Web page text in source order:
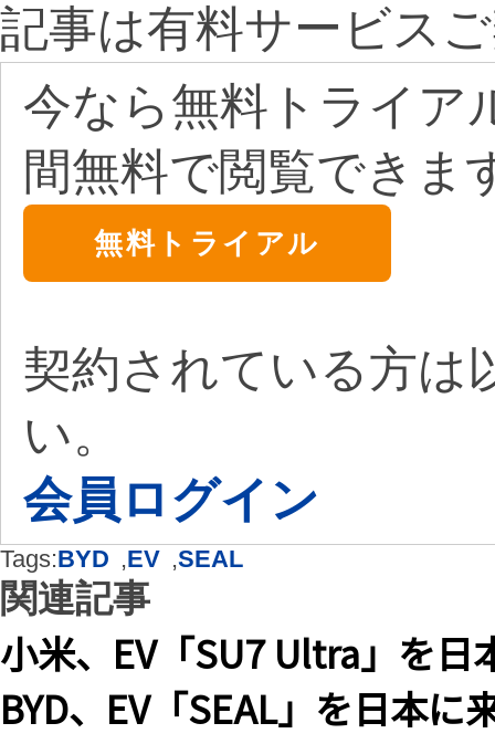
記事は有料サービス
今なら無料トライア
間無料で閲覧できま
無料トライアル
契約されている方は
い。
会員ログイン
Tags:BYD ,EV ,SEAL
関連記事
小米、EV「SU7 Ultra」を日
BYD、EV「SEAL」を日本